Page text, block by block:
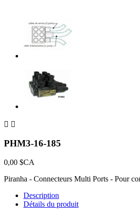
 
PHM3-16-185
0,00 $CA
Piranha - Connecteurs Multi Ports - Pour
Description
Détails du produit